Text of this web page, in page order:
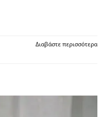
Διαβάστε περισσότερα